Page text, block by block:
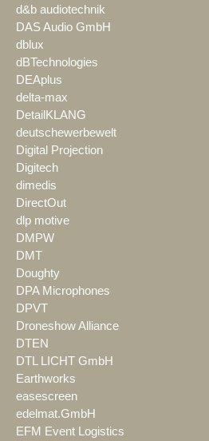
d&b audiotechnik
DAS Audio GmbH
dblux
dBTechnologies
DEAplus
delta-max
DetailKLANG
deutschewerbewelt
Digital Projection
Digitech
dimedis
DirectOut
dlp motive
DMPW
DMT
Doughty
DPA Microphones
DPVT
Droneshow Alliance
DTEN
DTL LICHT GmbH
Earthworks
easescreen
edelmat.GmbH
EFM Event Logistics